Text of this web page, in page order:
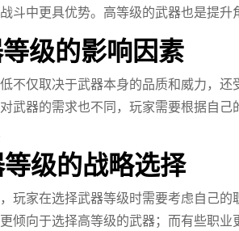
斗中更具优势。高等级的武器也是提升
级的影响因素
不仅取决于武器本身的品质和威力，
武器的需求也不同，玩家需要根据自己
级的战略选择
玩家在选择武器等级时需要考虑自己
倾向于选择高等级的武器；而有些职